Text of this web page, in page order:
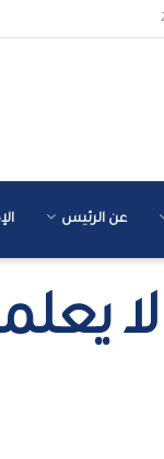
عن الرئيس
34